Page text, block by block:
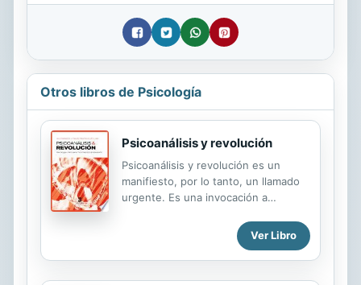
Otros libros de Psicología
Psicoanálisis y revolución
Psicoanálisis y revolución es un
manifiesto, por lo tanto, un llamado
urgente. Es una invocación a
historia ha encubierto con diversas
estrategias ideológicas. Por esta
pendiente, Ian Parker y David Pavón-
Cuéllar han respondido a ese llamado
Ver Libro